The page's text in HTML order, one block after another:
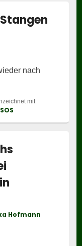
nach
mit
SOS
Hofmann